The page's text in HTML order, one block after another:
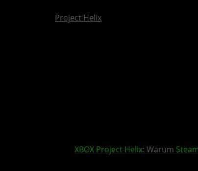
Project Helix
XBOX Project Helix: Warum